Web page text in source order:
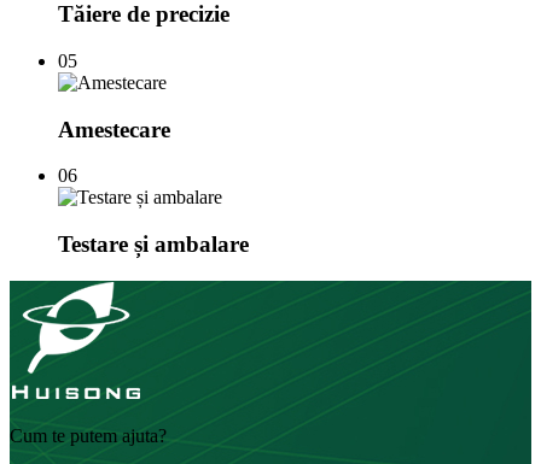
Tăiere de precizie
05
Amestecare
06
Testare și ambalare
Cum te putem ajuta?